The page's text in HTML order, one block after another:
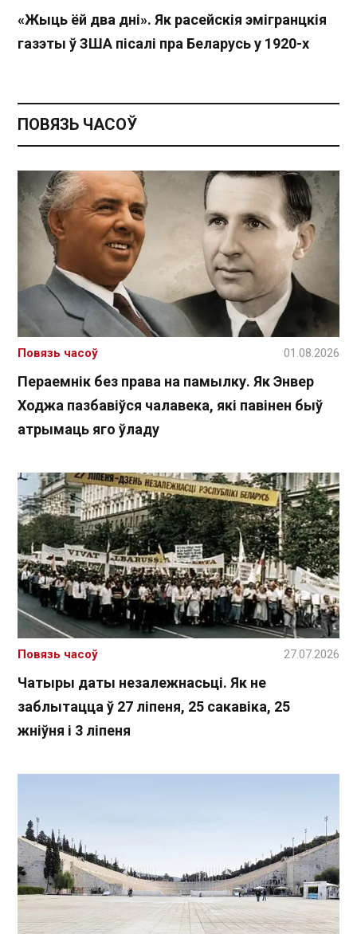
«Жыць ёй два дні». Як расейскія эмігранцкія
газэты ў ЗША пісалі пра Беларусь у 1920-х
ПОВЯЗЬ ЧАСОЎ
Пераемнік без права на памылку. Як Энвер
Ходжа пазбавіўся чалавека, які павінен быў
атрымаць яго ўладу
Повязь часоў 01.08.2026
Чатыры даты незалежнасьці. Як не
заблытацца ў 27 ліпеня, 25 сакавіка, 25
жніўня і 3 ліпеня
Повязь часоў 27.07.2026